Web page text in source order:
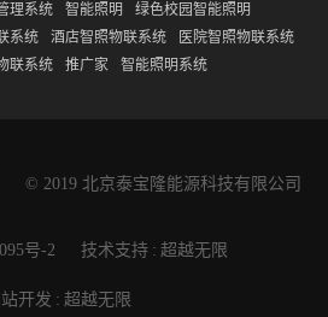
理系统
智能照明
绿色校园智能照明
系统
酒店智照物联系统
医院智照物联系统
联系统
推广家
智能照明系统
© 2019 北京泰宝隆能源科技有限公司
号-2 技术支持 : 超越无限
开发 : 超越无限